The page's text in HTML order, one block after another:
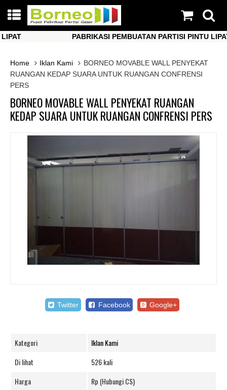
PABRIKASI PEMBUATAN PARTISI PINTU LIPAT
Home
Iklan Kami
BORNEO MOVABLE WALL PENYEKAT
RUANGAN KEDAP SUARA UNTUK RUANGAN CONFRENSI
PERS
BORNEO MOVABLE WALL PENYEKAT RUANGAN
KEDAP SUARA UNTUK RUANGAN CONFRENSI PERS
Twitter Facebook Google+
Kategori
Iklan Kami
Di lihat
526 kali
Harga
Rp (Hubungi CS)